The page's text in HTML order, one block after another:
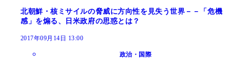
北朝鮮・核ミサイルの脅威に方向性を見失う世界－－「危機
感」を煽る、日米政府の思惑とは？
2017年09月14日 13:00
政治・国際